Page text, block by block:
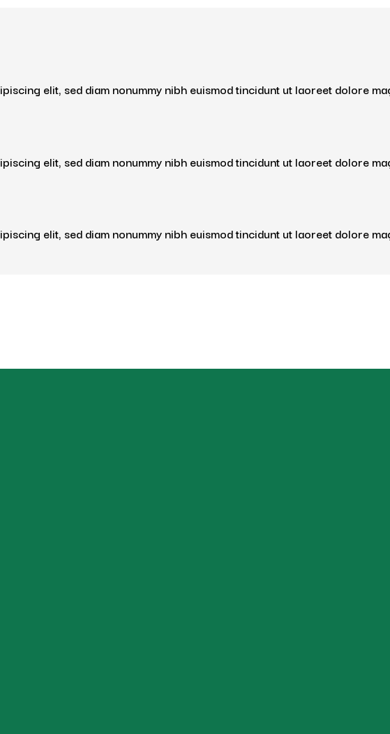
elit, sed diam nonummy nibh euismod tincidunt ut laoreet dolore
elit, sed diam nonummy nibh euismod tincidunt ut laoreet dolore
elit, sed diam nonummy nibh euismod tincidunt ut laoreet dolore